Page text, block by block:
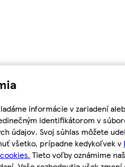
informácie v zariadení
identifikátorom v
údajov. Svoj súhlas môžete
všetko, prípadne kedykoľvek v
Tieto voľby oznámime